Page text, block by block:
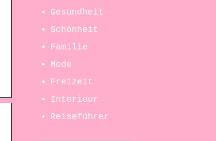
Gesundheit
Schönheit
Familie
Mode
Freizeit
Interieur
Reiseführer